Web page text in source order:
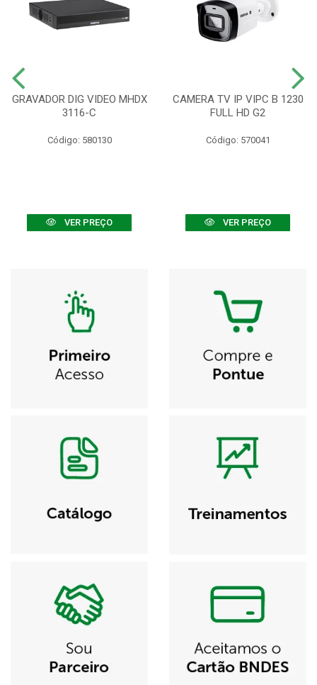
GRAVADOR DIG VIDEO MHDX
3116-C
Código: 580130
VER PREÇO
CAMERA TV IP VIPC B 1230
FULL HD G2
Código: 570041
VER PREÇO